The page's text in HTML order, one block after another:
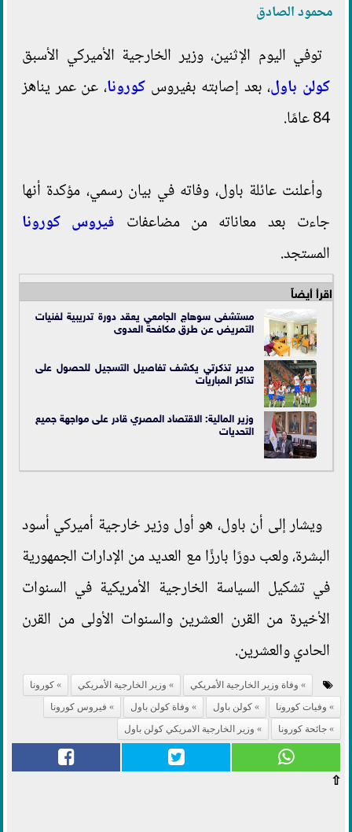
محمود الصادق
توفي اليوم الإثنين، وزير الخارجية الأميركي الأسبق
كولن باول، بعد إصابته بفيروسكورونا، عن عمر يناهز
84 عامًا.
وأعلنت عائلة باول، وفاته في بيان رسمي، مؤكدة أنها
جاءت بعد معاناته من مضاعفات فيروس كورونا
المستجد.
اقرأ أيضاً
مستشفى سوهاج الجامعي يعقد دورة تدريبية لفنيات
التمريض عن طرق مكافحة العدوى
مدير تذكرتي يكشف تفاصيل التسجيل للحصول على
تذاكر المباريات
وزير المالية: الاقتصاد المصري قادر على مواجهة جميع
التحديات
ويشار إلى أن باول، هو أول وزير خارجية أميركي أسود
البشرة، ولعب دورًا بارزًا مع العديد من الإدارات الجمهورية
في تشكيل السياسة الخارجية الأمريكية في السنوات
الأخيرة من القرن العشرين والسنوات الأولى من القرن
الحادي والعشرين.
وفاة وزير الخارجية الأمريكي وزير الخارجية الأمريكي
كورونا
وفيات كورونا
كولن باول وفاة كولن باول
فيروس كورونا
جائحة كورونا
وزير الخارجية الامريكي كولن باول
⇧